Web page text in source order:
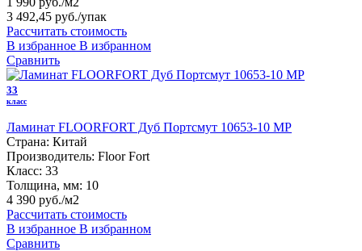
3 492,45 руб./упак
Рассчитать стоимость
В избранное В избранном
Сравнить
33
класс
Ламинат FLOORFORT Дуб Портсмут 10653-10 MP
Страна: Китай
Производитель: Floor Fort
Класс: 33
Толщина, мм: 10
4 390 руб./м2
Рассчитать стоимость
В избранное В избранном
Сравнить